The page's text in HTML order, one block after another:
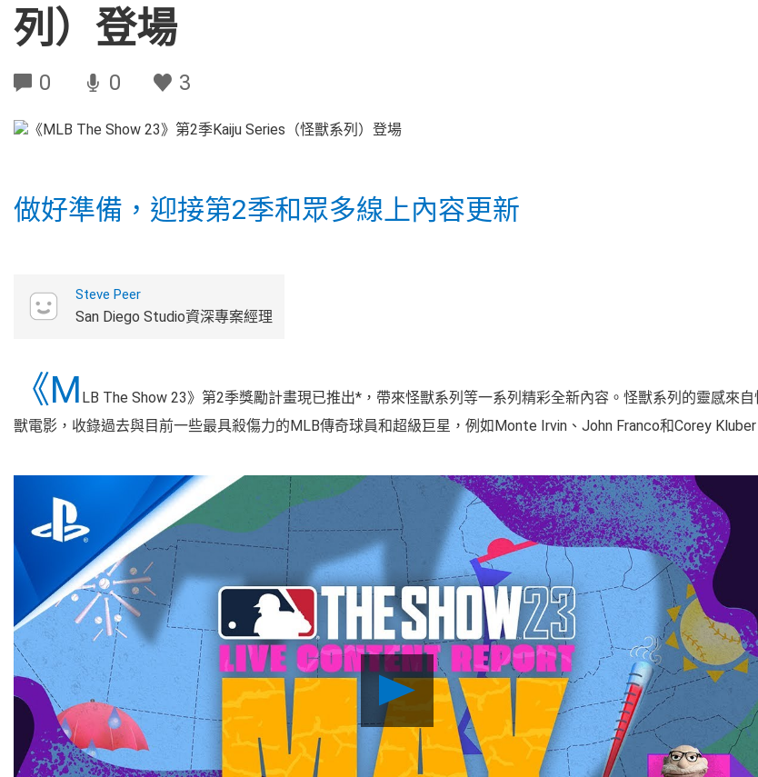
列）登場
0 0 3
做好準備，迎接第2季和眾多線上內容更新
Steve Peer
San Diego Studio資深專案經理
《M LB The Show 23》第2季獎勵計畫現已推出*，帶來怪獸系列等一系列精彩全新內容。怪獸系列的靈感來自
獸電影，收錄過去與目前一些最具殺傷力的MLB傳奇球員和超級巨星，例如Monte Irvin、John Franco和Corey Kluber
Play
Video